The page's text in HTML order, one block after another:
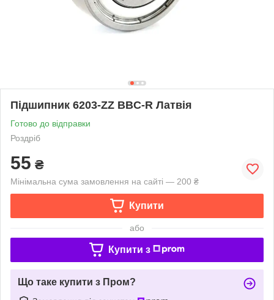
Підшипник 6203-ZZ BBC-R Латвія
Готово до відправки
Роздріб
55 ₴
Мінімальна сума замовлення на сайті — 200 ₴
Купити
або
Купити з
Що таке купити з Пром?